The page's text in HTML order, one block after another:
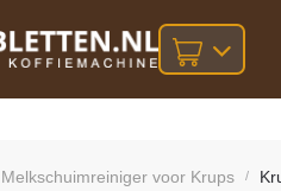
besteld,
bij orders
Melkschuimreiniger voor Krups /